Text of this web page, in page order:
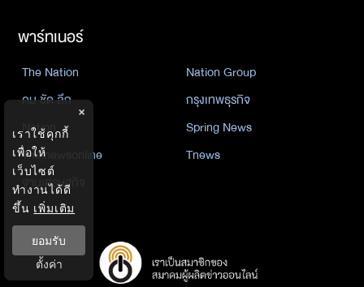
พาร์ทเนอร์
The Nation
Nation Group
คม ชัด ลึก
กรุงเทพธุรกิจ
Nation
Spring News
Thainewsonline
Tnews
ฐานเศรษฐกิจ
×
เราใช้คุกกี้
เพื่อให้
เว็บไซต์
ทำงานได้ดี
ขึ้น เพิ่มเติม
ยอมรับ
ตั้งค่า